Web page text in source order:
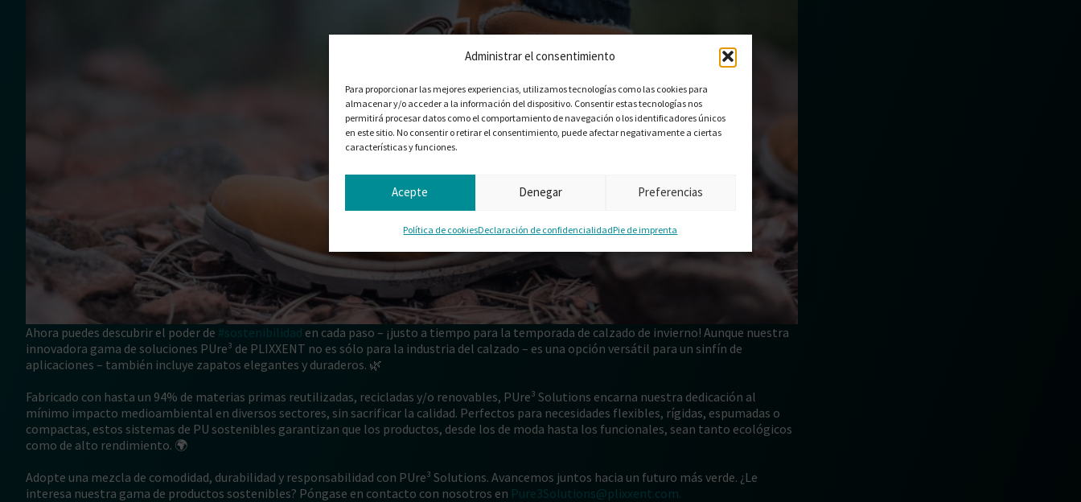
Administrar el consentimiento
Para proporcionar las mejores experiencias, utilizamos tecnologías como las cookies para
almacenar y/o acceder a la información del dispositivo. Consentir estas tecnologías nos
permitirá procesar datos como el comportamiento de navegación o los identificadores únicos
en este sitio. No consentir o retirar el consentimiento, puede afectar negativamente a ciertas
características y funciones.
Acepte Denegar Preferencias
Política de cookiesDeclaración de confidencialidadPie de imprenta
Ahora puedes descubrir el poder de #sostenibilidad en cada paso – ¡justo a tiempo para la temporada de calzado de invierno! Aunque nuestra
innovadora gama de soluciones PUre³ de PLIXXENT no es sólo para la industria del calzado – es una opción versátil para un sinfín de
aplicaciones – también incluye zapatos elegantes y duraderos. 🌿
Fabricado con hasta un 94% de materias primas reutilizadas, recicladas y/o renovables, PUre³ Solutions encarna nuestra dedicación al
mínimo impacto medioambiental en diversos sectores, sin sacrificar la calidad. Perfectos para necesidades flexibles, rígidas, espumadas o
compactas, estos sistemas de PU sostenibles garantizan que los productos, desde los de moda hasta los funcionales, sean tanto ecológicos
como de alto rendimiento. 🌍
Adopte una mezcla de comodidad, durabilidad y responsabilidad con PUre³ Solutions. Avancemos juntos hacia un futuro más verde. ¿Le
interesa nuestra gama de productos sostenibles? Póngase en contacto con nosotros en Pure3Solutions@plixxent.com.